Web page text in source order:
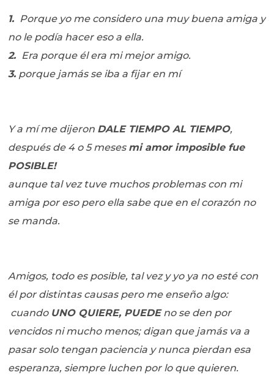
1. Porque yo me considero una muy buena amiga y
no le podía hacer eso a ella.
2. Era porque él era mi mejor amigo.
3. porque jamás se iba a fijar en mí
Y a mí me dijeron DALE TIEMPO AL TIEMPO,
después de 4 o 5 meses mi amor imposible fue
POSIBLE!
aunque tal vez tuve muchos problemas con mi
amiga por eso pero ella sabe que en el corazón no
se manda.
Amigos, todo es posible, tal vez y yo ya no esté con
él por distintas causas pero me enseño algo:
cuando UNO QUIERE, PUEDEno se den por
vencidos ni mucho menos; digan que jamás va a
pasar solo tengan paciencia y nunca pierdan esa
esperanza, siempre luchen por lo que quieren.